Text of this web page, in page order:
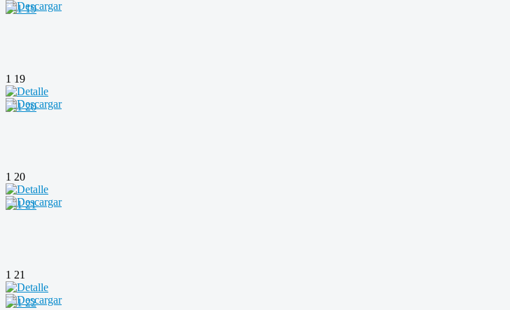
1 19
1 20
1 21